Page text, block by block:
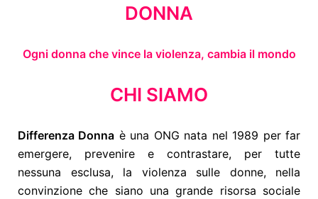
DONNA
Ogni donna che vince la violenza, cambia il mondo
CHI SIAMO
Differenza Donna è una ONG nata nel 1989 per far
emergere, prevenire e contrastare, per tutte
nessuna esclusa, la violenza sulle donne, nella
convinzione che siano una grande risorsa sociale